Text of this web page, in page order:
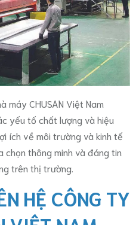
máy CHUSAN Việt Nam
yếu tố chất lượng và hiệu
ích về môi trường và kinh tế
chọn thông minh và đáng tin
trên thị trường.
HỆ CÔNG TY